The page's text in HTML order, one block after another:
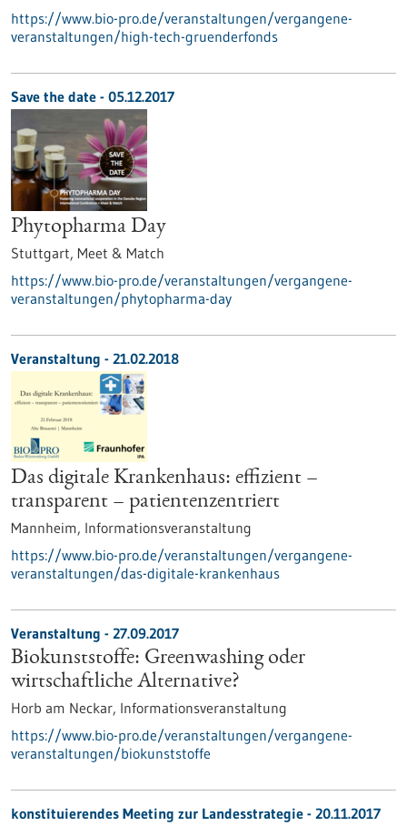
https://www.bio-pro.de/veranstaltungen/vergangene-
veranstaltungen/high-tech-gruenderfonds
Save the date - 05.12.2017
Phytopharma Day
Stuttgart, Meet & Match
https://www.bio-pro.de/veranstaltungen/vergangene-
veranstaltungen/phytopharma-day
Veranstaltung - 21.02.2018
Das digitale Krankenhaus: effizient –
transparent – patientenzentriert
Mannheim, Informationsveranstaltung
https://www.bio-pro.de/veranstaltungen/vergangene-
veranstaltungen/das-digitale-krankenhaus
Veranstaltung - 27.09.2017
Biokunststoffe: Greenwashing oder
wirtschaftliche Alternative?
Horb am Neckar, Informationsveranstaltung
https://www.bio-pro.de/veranstaltungen/vergangene-
veranstaltungen/biokunststoffe
konstituierendes Meeting zur Landesstrategie - 20.11.2017